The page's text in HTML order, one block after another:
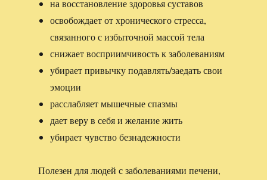
на восстановление здоровья суставов
освобождает от хронического стресса,
связанного с избыточной массой тела
снижает восприимчивость к заболеваниям
убирает привычку подавлять/заедать свои
эмоции
расслабляет мышечные спазмы
дает веру в себя и желание жить
убирает чувство безнадежности
Полезен для людей с заболеваниями печени,